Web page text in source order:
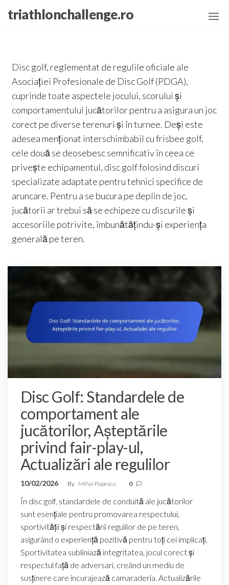
triathlonchallenge.ro
Disc golf, reglementat de regulile oficiale ale
Asociației Profesionale de Disc Golf (PDGA),
cuprinde toate aspectele jocului, scorului și
comportamentului jucătorilor pentru a asigura un joc
corect pe diverse terenuri și în turnee. Deși este
adesea menționat interschimbabil cu frisbee golf,
cele două se deosebesc semnificativ în ceea ce
privește echipamentul, disc golf folosind discuri
specializate adaptate pentru tehnici specifice de
aruncare. Pentru a se bucura pe deplin de joc,
jucătorii ar trebui să se echipeze cu discurile și
accesoriile potrivite, îmbunătățindu-și experiența
generală pe teren.
Disc Golf: Standardele de
comportament ale
jucătorilor, Așteptările
privind fair-play-ul,
Actualizări ale regulilor
10/02/2026 By Mihai Popescu 0
În disc golf, standardele de conduită ale jucătorilor
sunt esențiale pentru promovarea respectului,
sportivității și respectării regulilor de pe teren,
asigurând o experiență pozitivă pentru toți cei implicați.
Sportivitatea subliniază integritatea, jocul corect și
respectul față de adversari, creând un mediu de
susținere care încurajează camaraderia. Actualizările